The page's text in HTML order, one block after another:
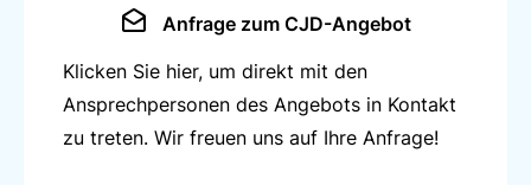
Anfrage zum CJD-Angebot
Klicken Sie hier, um direkt mit den
Ansprechpersonen des Angebots in Kontakt
zu treten. Wir freuen uns auf Ihre Anfrage!